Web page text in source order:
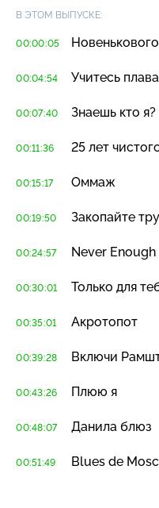
В ЭТОМ ВЫПУСКЕ:
00:00:05 Новенькового
00:04:54 Учитесь
00:07:40 Знаешь кто я?
00:11:36 25 лет
00:15:17 Оммаж
00:19:50 Закопайте
00:24:57 Never Enough
00:30:01 Только для
00:35:01 Акротопот
00:39:28 Включи
00:43:26 Плюю я
00:48:07 Данила блюз
00:51:49 Blues de